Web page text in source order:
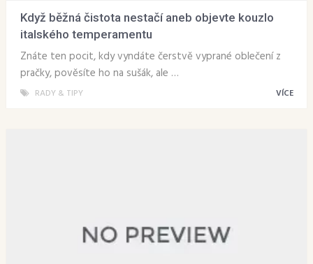
Když běžná čistota nestačí aneb objevte kouzlo
italského temperamentu
Znáte ten pocit, kdy vyndáte čerstvě vyprané oblečení z
pračky, pověsíte ho na sušák, ale …
RADY & TIPY VÍCE